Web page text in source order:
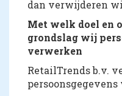
dan verwijderen
Met welk doel en
grondslag wij
verwerken
RetailTrends b.v.